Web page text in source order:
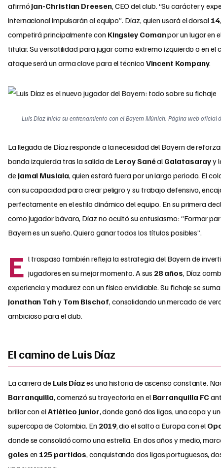
afirmó Jan-Christian Dreesen, CEO del club. “Su carácter y
internacional impulsarán al equipo”. Díaz, quien usará el dorsal 14,
competirá principalmente con Kingsley Comanpor un lugar en
titular. Su versatilidad para jugar como extremo izquierdo o en el
ataque será un arma clave para el técnico Vincent Kompany.
Luis Díaz inicia su entrenamiento con el Bayern Múnich. Página web oficial
La llegada de Díaz responde a la necesidad del Bayern de
banda izquierda tras la salida de Leroy Sanéal Galatasarayy
de Jamal Musiala, quien estará fuera por un largo periodo. El
con su capacidad para crear peligro y su trabajo defensivo,
perfectamente en el estilo dinámico del equipo. En su primera
como jugador bávaro, Díaz no ocultó su entusiasmo: “Formar
Bayern es un sueño. Quiero ganar todos los títulos posibles”.
E l traspaso también refleja la estrategia del Bayern de
jugadores en su mejor momento. A sus 28 años, Díaz
experiencia y madurez con un físico envidiable. Su fichaje se
Jonathan Tahy Tom Bischof, consolidando un mercado de
ambicioso para el club.
El camino de Luis Díaz
La carrera de Luis Díazes una historia de ascenso constante.
Barranquilla, comenzó su trayectoria en el Barranquilla FC
brillar con elAtlético Junior, donde ganó dos ligas, una copa y
supercopa de Colombia. En 2019, dio el salto a Europa con el
donde se consolidó como una estrella. En dos años y medio,
goles en 125 partidos, conquistando dos ligas portuguesas,